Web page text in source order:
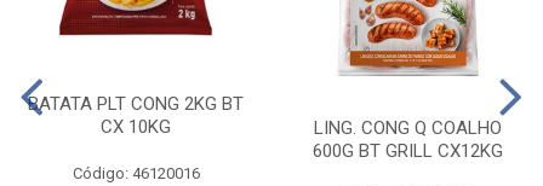
BATATA PLT CONG 2KG BT
CX 10KG
Código: 46120016
LING. CONG Q COALHO
600G BT GRILL CX12KG